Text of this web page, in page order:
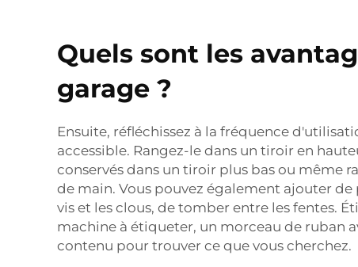
Quels sont les
garage ?
Ensuite, réfléchissez à la fréquence
accessible. Rangez-le dans un tiroir en
conservés dans un tiroir plus bas ou même
de main. Vous pouvez également ajouter
vis et les clous, de tomber entre les fentes.
machine à étiqueter, un morceau de ruban
contenu pour trouver ce que vous cherchez.